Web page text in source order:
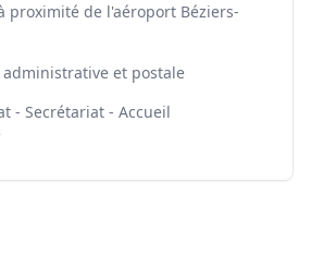
proximité de l'aéroport Béziers-
et postale
- Secrétariat - Accueil